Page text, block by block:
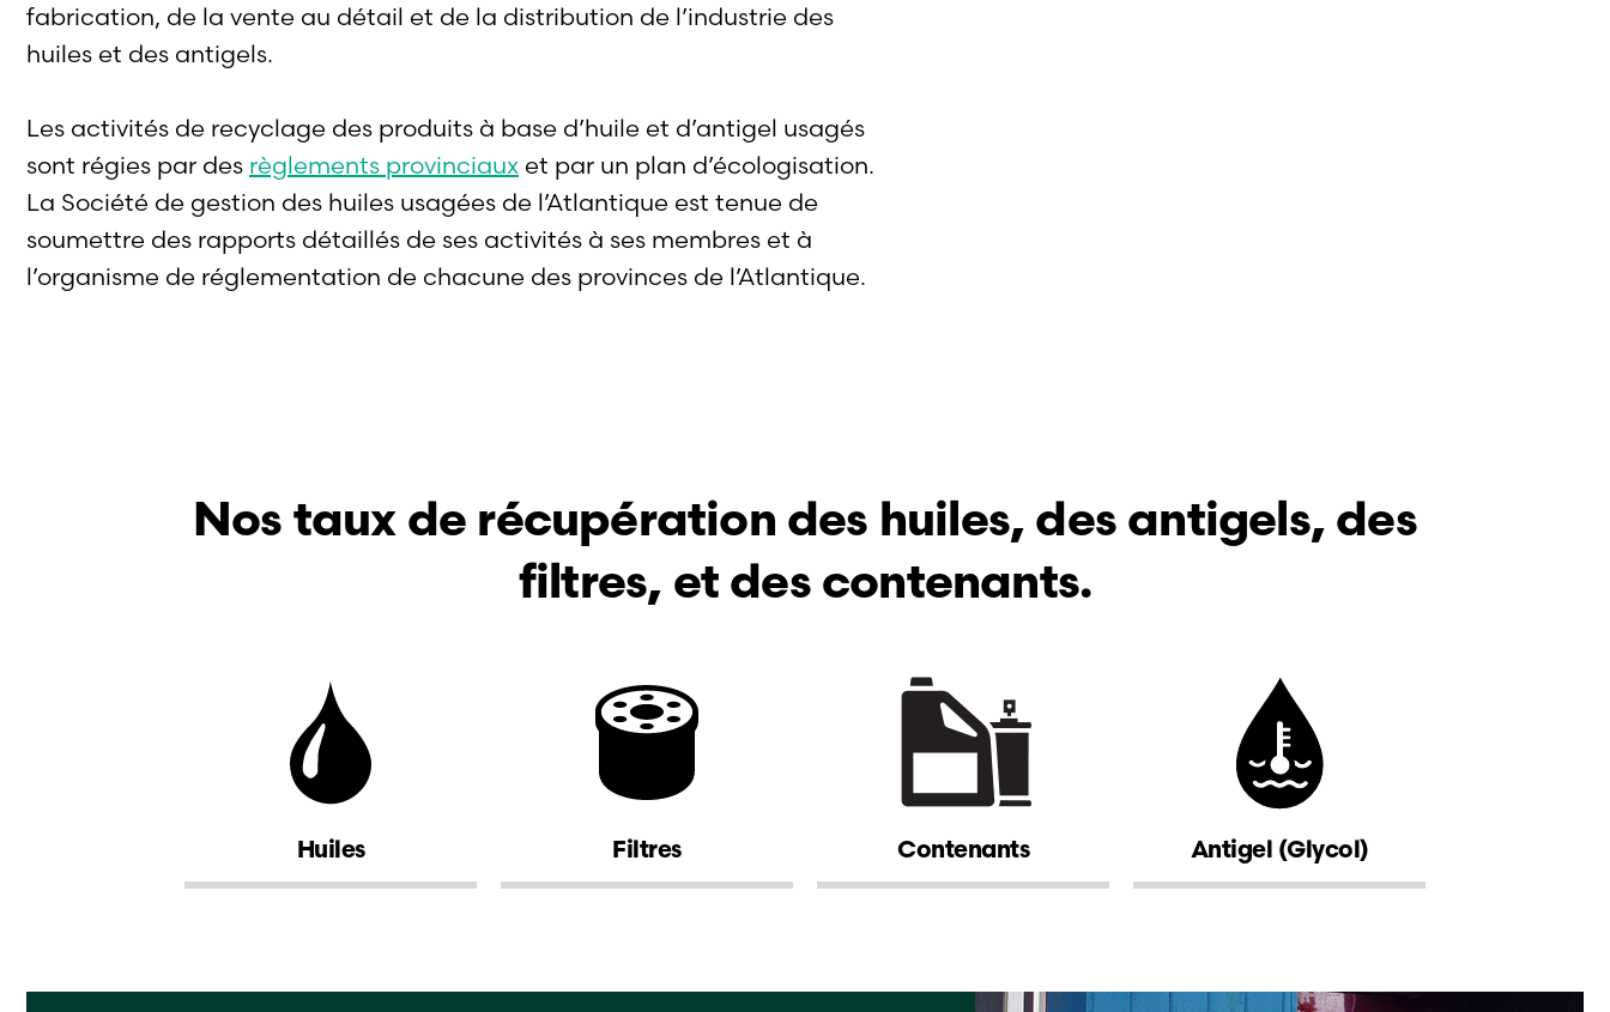
fabrication, de la vente au détail et de la distribution de l’industrie des
huiles et des antigels.
Les activités de recyclage des produits à base d’huile et d’antigel usagés
sont régies par des règlements provinciaux et par un plan d’écologisation.
La Société de gestion des huiles usagées de l’Atlantique est tenue de
soumettre des rapports détaillés de ses activités à ses membres et à
l’organisme de réglementation de chacune des provinces de l’Atlantique.
Nos taux de récupération des huiles, des antigels, des
filtres, et des contenants.
Huiles Filtres Contenants Antigel (Glycol)